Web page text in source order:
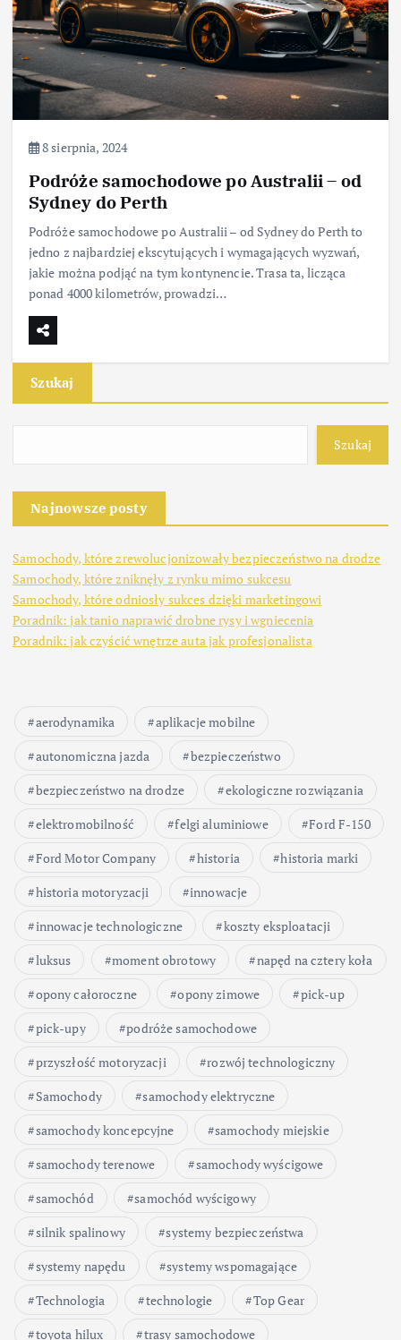
8 sierpnia, 2024
Podróże samochodowe po Australii – od
Sydney do Perth
Podróże samochodowe po Australii – od Sydney do Perth to
jedno z najbardziej ekscytujących i wymagających wyzwań,
jakie można podjąć na tym kontynencie. Trasa ta, licząca
ponad 4000 kilometrów, prowadzi…
Szukaj
Szukaj
Najnowsze posty
Samochody, które zrewolucjonizowały bezpieczeństwo na drodze
Samochody, które zniknęły z rynku mimo sukcesu
Samochody, które odniosły sukces dzięki marketingowi
Poradnik: jak tanio naprawić drobne rysy i wgniecenia
Poradnik: jak czyścić wnętrze auta jak profesjonalista
aerodynamika
aplikacje mobilne
autonomiczna jazda
bezpieczeństwo
bezpieczeństwo na drodze
ekologiczne rozwiązania
elektromobilność
felgi aluminiowe
Ford F-150
Ford Motor Company
historia
historia marki
historia motoryzacji
innowacje
innowacje technologiczne
koszty eksploatacji
luksus
moment obrotowy
napęd na cztery koła
opony całoroczne
opony zimowe
pick-up
pick-upy
podróże samochodowe
przyszłość motoryzacji
rozwój technologiczny
Samochody
samochody elektryczne
samochody koncepcyjne
samochody miejskie
samochody terenowe
samochody wyścigowe
samochód
samochód wyścigowy
silnik spalinowy
systemy bezpieczeństwa
systemy napędu
systemy wspomagające
Technologia
technologie
Top Gear
toyota hilux
trasy samochodowe